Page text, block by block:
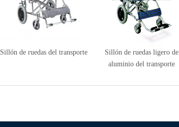
Sillón de ruedas del transporte
Sillón de ruedas ligero de
aluminio del transporte